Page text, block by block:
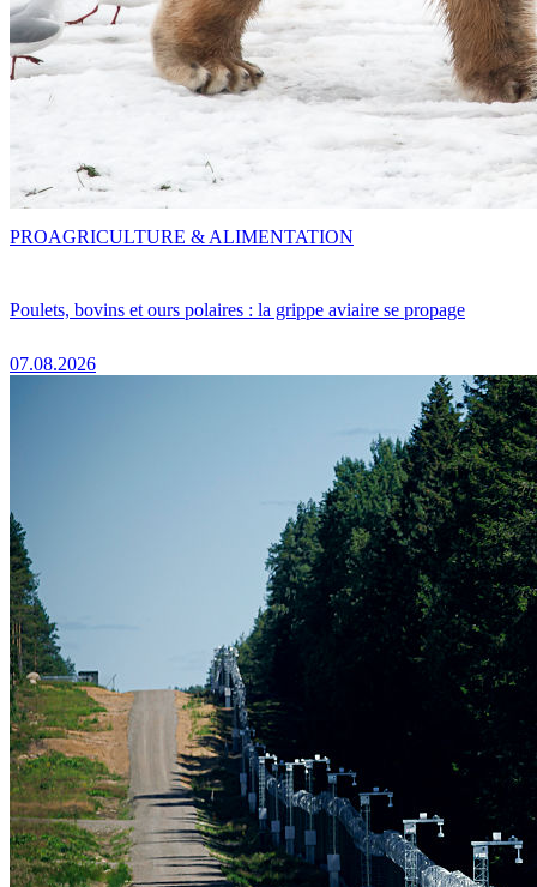
Poulets, bovins et ours polaires : la grippe aviaire se propage
07.08.2026
PROAGRICULTURE & ALIMENTATION